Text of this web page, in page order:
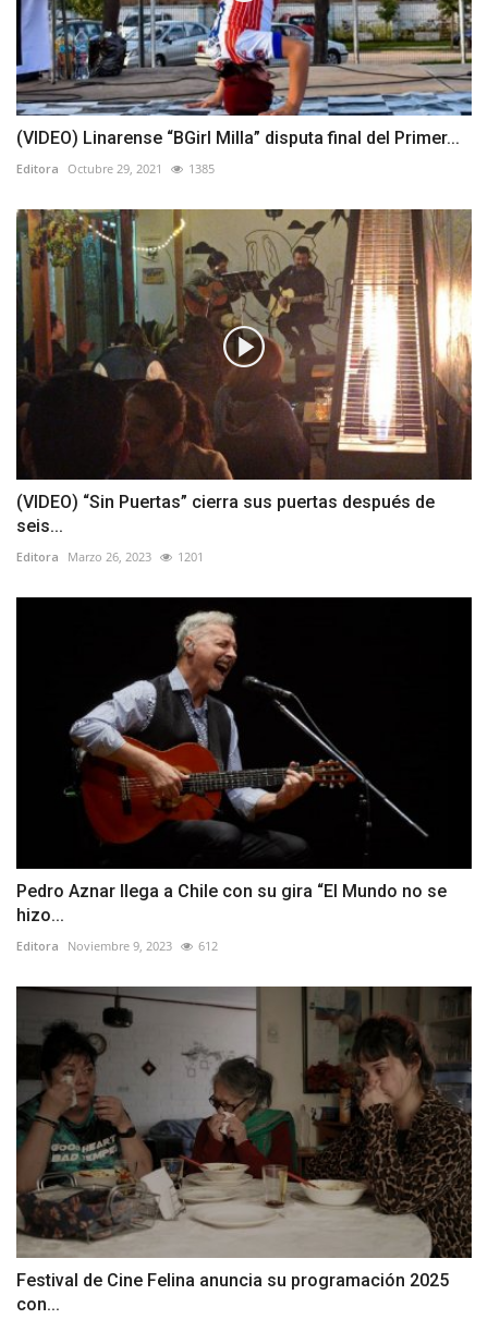
(VIDEO) Linarense “BGirl Milla” disputa final del Primer...
Editora Octubre 29, 2021 1385
(VIDEO) “Sin Puertas” cierra sus puertas después de
seis...
Editora Marzo 26, 2023 1201
Pedro Aznar llega a Chile con su gira “El Mundo no se
hizo...
Editora Noviembre 9, 2023 612
Festival de Cine Felina anuncia su programación 2025
con...